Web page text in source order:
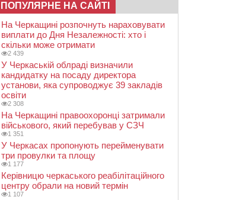
ПОПУЛЯРНЕ НА САЙТІ
На Черкащині розпочнуть нараховувати
виплати до Дня Незалежності: хто і
скільки може отримати
2 439
У Черкаській облраді визначили
кандидатку на посаду директора
установи, яка супроводжує 39 закладів
освіти
2 308
На Черкащині правоохоронці затримали
військового, який перебував у СЗЧ
1 351
У Черкасах пропонують перейменувати
три провулки та площу
1 177
Керівницю черкаського реабілітаційного
центру обрали на новий термін
1 107